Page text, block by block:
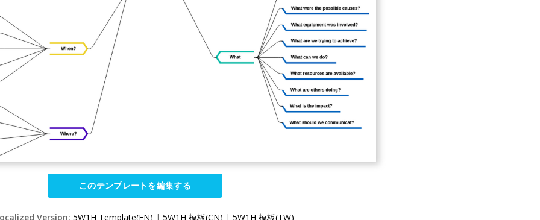
このテンプレートを編集する
Version: 5W1H Template(EN) | 5W1H 模板(CN) | 5W1H 模板(TW)